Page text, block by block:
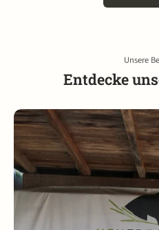
Unsere
Entdecke